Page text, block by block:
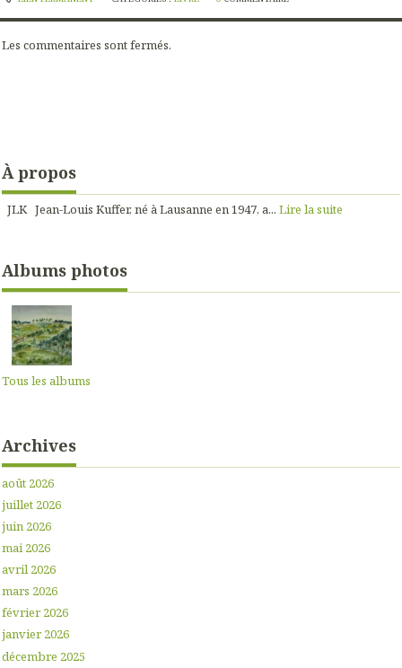
Les commentaires sont fermés.
À propos
JLK Jean-Louis Kuffer, né à Lausanne en 1947, a... Lire la suite
Albums photos
Tous les albums
Archives
août 2026
juillet 2026
juin 2026
mai 2026
avril 2026
mars 2026
février 2026
janvier 2026
décembre 2025